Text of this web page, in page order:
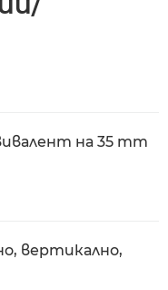
на 35 mm
вертикално,